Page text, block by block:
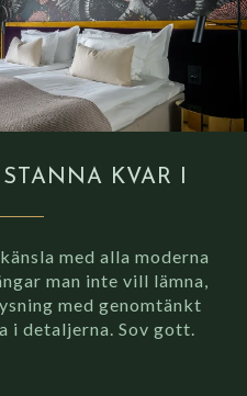
KVAR I
med alla moderna
man inte vill lämna,
med genomtänkt
i detaljerna. Sov gott.